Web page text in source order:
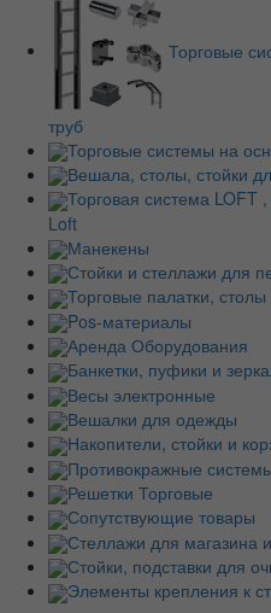
Торговые
труб
Торговые системы на
Вешала, столы, стойки
Торговая система LOFT
Loft
Манекены
Стойки и стеллажи для
Торговые палатки, столы
Pos-материалы
Аренда Оборудования
Банкетки, пуфики и
Весы электронные
Вешалки для одежды
Накопители, стойки и
Противокражные
Решетки Торговые
Сопутствующие товары
Стеллажи для магазина
Стойки, подставки для
Элементы крепления к